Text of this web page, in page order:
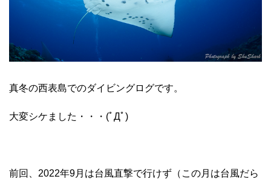
真冬の西表島でのダイビングログです。
大変シケました・・・(ﾟДﾟ)
前回、2022年9月は台風直撃で行けず（この月は台風だら